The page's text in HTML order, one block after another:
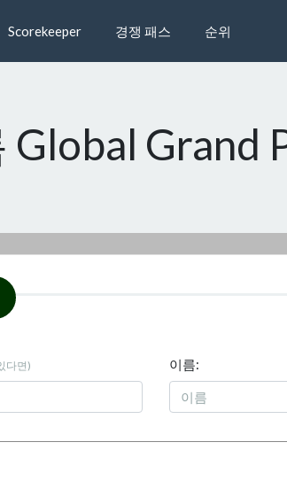
Scorekeeper 경쟁 패스 순위
Global Grand
다면) 이름: